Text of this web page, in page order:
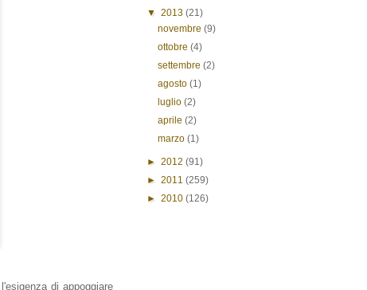
di appoggiare
▼ 2013 (21)
novembre(9)
ottobre(4)
settembre(2)
agosto(1)
luglio(2)
aprile(2)
marzo(1)
► 2012 (91)
► 2011 (259)
► 2010 (126)